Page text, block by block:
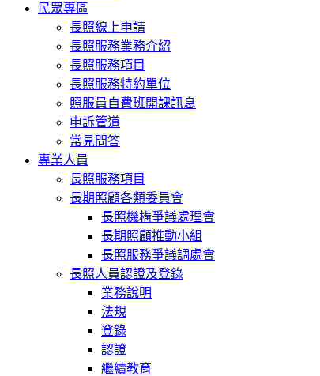
民眾專區
長照線上申請
長照服務業務介紹
長照服務項目
長照服務特約單位
照服員自費班開課訊息
申訴管道
常見問答
專業人員
長照服務項目
長期照顧各類委員會
長照機構爭議處理會
長期照顧推動小組
長照服務爭議調處會
長照人員認證及登錄
業務說明
法規
登錄
認證
繼續教育